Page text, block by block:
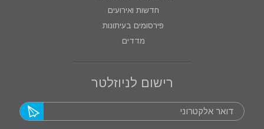
חדשות ואירועים
פירסומים בעיתונות
מדדים
רישום לניוזלטר